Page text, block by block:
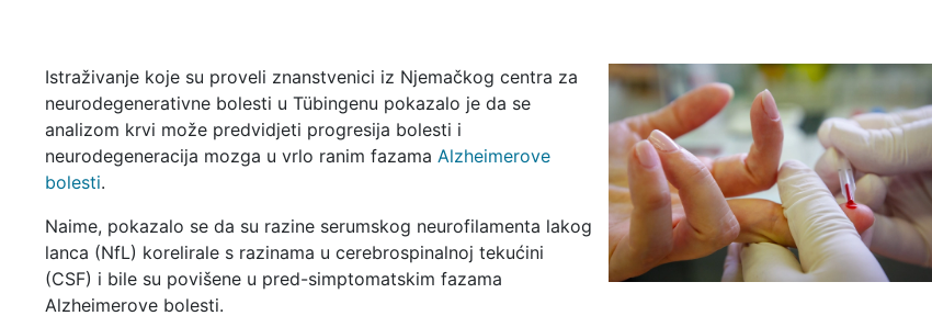
Istraživanje koje su proveli znanstvenici iz Njemačkog centra za
neurodegenerativne bolesti u Tübingenu pokazalo je da se
analizom krvi može predvidjeti progresija bolesti i
neurodegeneracija mozga u vrlo ranim fazama Alzheimerove
bolesti.
Naime, pokazalo se da su razine serumskog neurofilamenta lakog
lanca (NfL) korelirale s razinama u cerebrospinalnoj tekućini
(CSF) i bile su povišene u pred-simptomatskim fazama
Alzheimerove bolesti.